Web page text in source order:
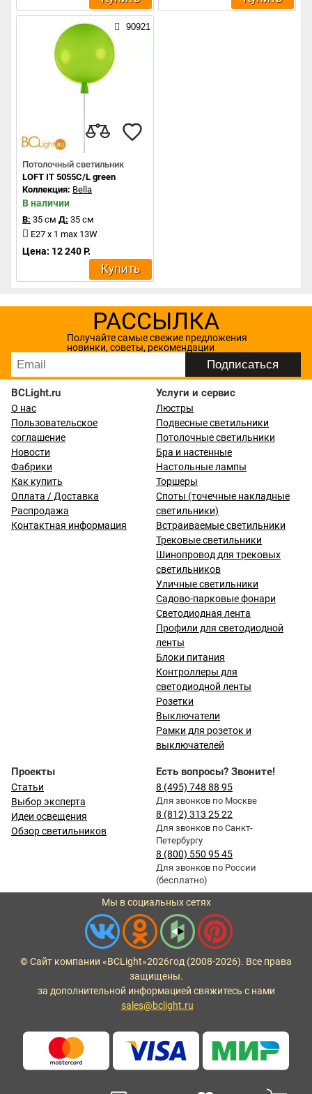
90921
Потолочный светильник
LOFT IT 5055C/L green
Коллекция: Bella
В наличии
В: 35 см Д: 35 см
E27 x 1 max 13W
Цена: 12 240 Р.
Купить
РАССЫЛКА
Получайте самые свежие предложения
новинки, советы, рекомендации
BCLight.ru
О нас
Пользовательское
соглашение
Новости
Фабрики
Как купить
Оплата / Доставка
Распродажа
Контактная информация
Услуги и сервис
Люстры
Подвесные светильники
Потолочные светильники
Бра и настенные
Настольные лампы
Торшеры
Споты (точечные накладные
светильники)
Встраиваемые светильники
Трековые светильники
Шинопровод для трековых
светильников
Уличные светильники
Садово-парковые фонари
Светодиодная лента
Профили для светодиодной
ленты
Блоки питания
Контроллеры для
светодиодной ленты
Розетки
Выключатели
Рамки для розеток и
выключателей
Проекты
Статьи
Выбор эксперта
Идеи освещения
Обзор светильников
Есть вопросы? Звоните!
8 (495) 748 88 95
Для звонков по Москве
8 (812) 313 25 22
Для звонков по Санкт-
Петербургу
8 (800) 550 95 45
Для звонков по России
(бесплатно)
Мы в социальных сетях
© Сайт компании «BCLight»2026год (2008-2026). Все права
защищены.
за дополнительной информацией свяжитесь с нами
sales@bclight.ru